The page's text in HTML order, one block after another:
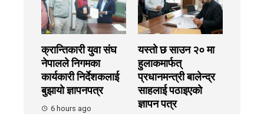
क्रान्तिकारी युवा संघ
नेपालले निगमका
कार्यकारी निर्देशकलाई
बुझायाे ज्ञापनपत्र
6 hours ago
यस्तो छ साउन २० मा
हुलाकमार्फत्
प्रधानमन्त्री बालेन्द्र
साहलाई पठाइएको
ज्ञापन पत्र